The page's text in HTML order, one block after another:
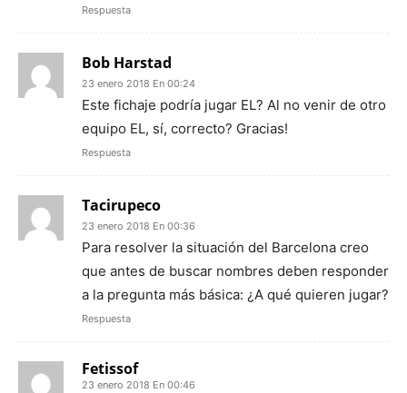
Respuesta
Bob Harstad
23 enero 2018 En 00:24
Este fichaje podría jugar EL? Al no venir de otro
equipo EL, sí, correcto? Gracias!
Respuesta
Tacirupeco
23 enero 2018 En 00:36
Para resolver la situación del Barcelona creo
que antes de buscar nombres deben responder
a la pregunta más básica: ¿A qué quieren jugar?
Respuesta
Fetissof
23 enero 2018 En 00:46